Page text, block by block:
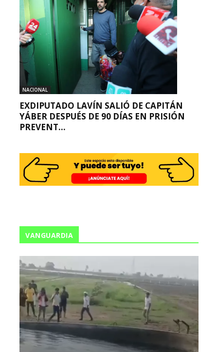
NACIONAL
EXDIPUTADO LAVÍN SALIÓ DE CAPITÁN
YÁBER DESPUÉS DE 90 DÍAS EN PRISIÓN
PREVENT...
VANGUARDIA